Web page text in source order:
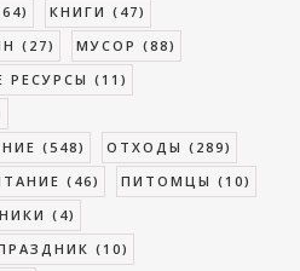
КНИГИ (47)
(27) МУСОР (88)
РЕСУРСЫ (11)
(548) ОТХОДЫ (289)
(46) ПИТОМЦЫ (10)
(4)
(10)